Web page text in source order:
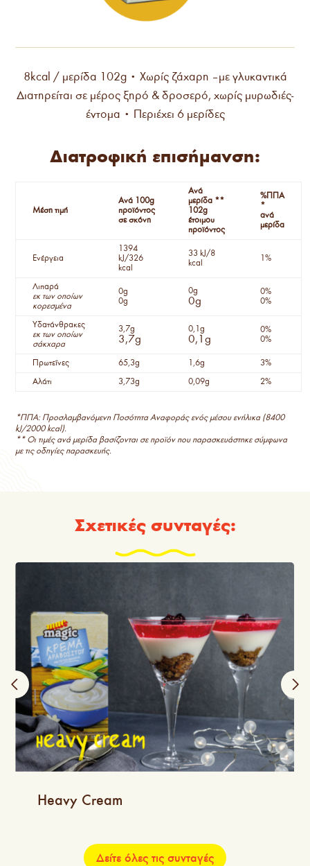
8kcal / μερίδα 102g • Xωρίς ζάχαρη – με γλυκαντικά
Διατηρείται σε μέρος ξηρό & δροσερό, χωρίς μυρωδιές-
έντομα • Περιέχει 6 μερίδες
Διατροφική επισήμανση:
Μέση τιμή
Ανά 100g
προϊόντος
σε σκόνη
Ανά
μερίδα **
102g
έτοιμου
προϊόντος
%ΠΠΑ
*
ανά
μερίδα
Ενέργεια
1394
kJ/326
kcal
33 kJ/8
kcal
1%
Λιπαρά
εκ των οποίων
κορεσμένα
0g
0g
0g
0g
0%
0%
Υδατάνθρακες
εκ των οποίων
σάκχαρα
3,7g
3,7g
0,1g
0,1g
0%
0%
Πρωτεΐνες 65,3g 1,6g
3%
Αλάτι
3,73g 0,09g 2%
*ΠΠΑ: Προσλαμβανόμενη Ποσότητα Αναφοράς ενός μέσου ενήλικα (8400
kJ/2000 kcal).
** Οι τιμές ανά μερίδα βασίζονται σε προϊόν που παρασκευάστηκε σύμφωνα
με τις οδηγίες παρασκευής.
Σχετικές συνταγές:
Heavy Cream
Δείτε όλες τις συνταγές